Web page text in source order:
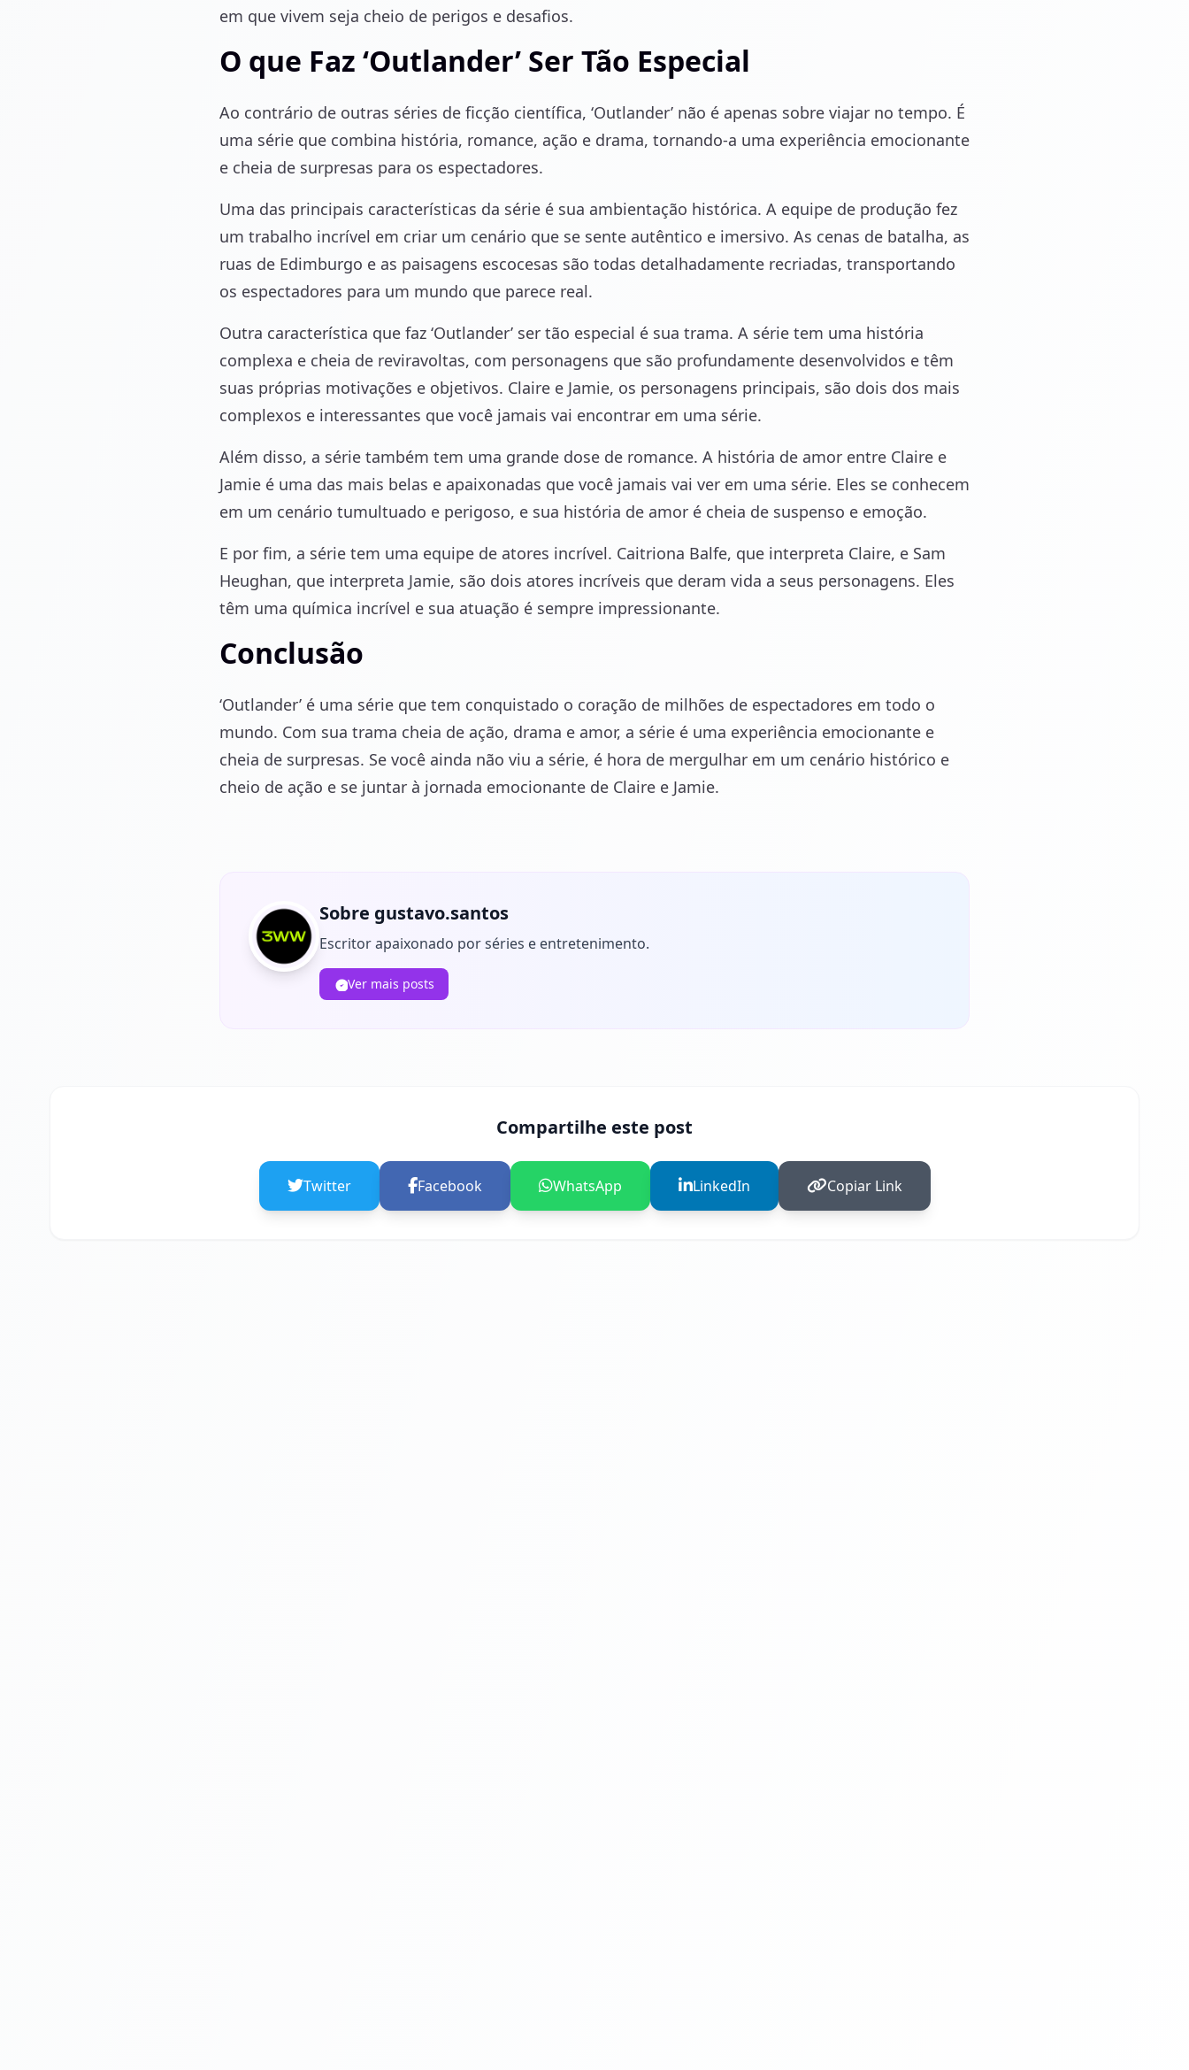
em que vivem seja cheio de perigos e desafios.
O que Faz ‘Outlander’ Ser Tão Especial
Ao contrário de outras séries de ficção científica, ‘Outlander’ não é apenas sobre viajar no tempo. É
uma série que combina história, romance, ação e drama, tornando-a uma experiência emocionante
e cheia de surpresas para os espectadores.
Uma das principais características da série é sua ambientação histórica. A equipe de produção fez
um trabalho incrível em criar um cenário que se sente autêntico e imersivo. As cenas de batalha, as
ruas de Edimburgo e as paisagens escocesas são todas detalhadamente recriadas, transportando
os espectadores para um mundo que parece real.
Outra característica que faz ‘Outlander’ ser tão especial é sua trama. A série tem uma história
complexa e cheia de reviravoltas, com personagens que são profundamente desenvolvidos e têm
suas próprias motivações e objetivos. Claire e Jamie, os personagens principais, são dois dos mais
complexos e interessantes que você jamais vai encontrar em uma série.
Além disso, a série também tem uma grande dose de romance. A história de amor entre Claire e
Jamie é uma das mais belas e apaixonadas que você jamais vai ver em uma série. Eles se conhecem
em um cenário tumultuado e perigoso, e sua história de amor é cheia de suspenso e emoção.
E por fim, a série tem uma equipe de atores incrível. Caitriona Balfe, que interpreta Claire, e Sam
Heughan, que interpreta Jamie, são dois atores incríveis que deram vida a seus personagens. Eles
têm uma química incrível e sua atuação é sempre impressionante.
Conclusão
‘Outlander’ é uma série que tem conquistado o coração de milhões de espectadores em todo o
mundo. Com sua trama cheia de ação, drama e amor, a série é uma experiência emocionante e
cheia de surpresas. Se você ainda não viu a série, é hora de mergulhar em um cenário histórico e
cheio de ação e se juntar à jornada emocionante de Claire e Jamie.
Sobre gustavo.santos
Escritor apaixonado por séries e entretenimento.
Ver mais posts
Compartilhe este post
Twitter Facebook WhatsApp LinkedIn Copiar Link